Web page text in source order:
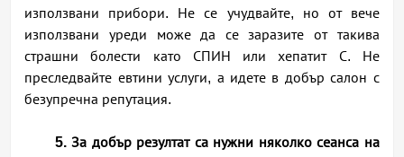
използвани прибори. Не се учудвайте, но от вече
използвани уреди може да се заразите от такива
страшни болести като СПИН или хепатит С. Не
преследвайте евтини услуги, а идете в добър салон с
безупречна репутация.
5. За добър резултат са нужни няколко сеанса на